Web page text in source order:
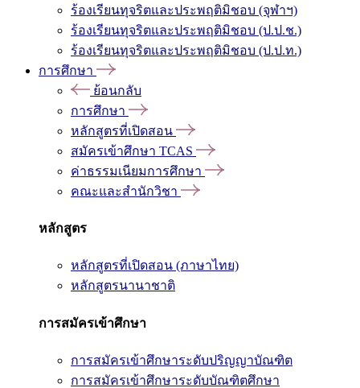
ร้องเรียนทุจริตและประพฤติมิชอบ (จุฬาฯ)
ร้องเรียนทุจริตและประพฤติมิชอบ (ป.ป.ช.)
ร้องเรียนทุจริตและประพฤติมิชอบ (ป.ป.ท.)
การศึกษา
ย้อนกลับ
การศึกษา
หลักสูตรที่เปิดสอน
สมัครเข้าศึกษา TCAS
ค่าธรรมเนียมการศึกษา
คณะและสำนักวิชา
หลักสูตร
หลักสูตรที่เปิดสอน (ภาษาไทย)
หลักสูตรนานาชาติ
การสมัครเข้าศึกษา
การสมัครเข้าศึกษาระดับปริญญาบัณฑิต
การสมัครเข้าศึกษาระดับบัณฑิตศึกษา